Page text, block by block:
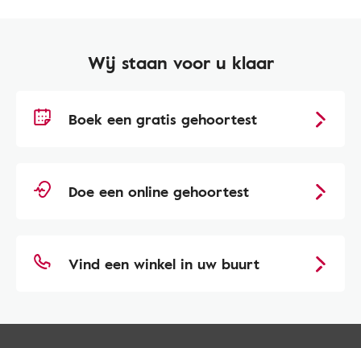
Wij staan voor u klaar
Boek een gratis gehoortest
Doe een online gehoortest
Vind een winkel in uw buurt